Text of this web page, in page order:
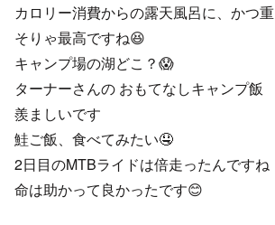
カロリー消費からの露天風呂に、かつ重
そりゃ最高ですね😆
キャンプ場の湖どこ？😱
ターナーさんの おもてなしキャンプ飯
羨ましいです
鮭ご飯、食べてみたい🤤
2日目のMTBライドは倍走ったんですね
命は助かって良かったです😊